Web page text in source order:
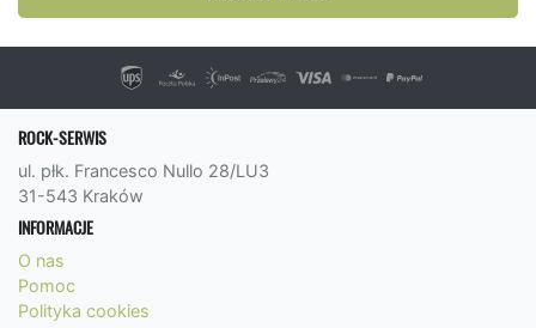
ROCK-SERWIS
ul. płk. Francesco Nullo 28/LU3
31-543 Kraków
INFORMACJE
O nas
Pomoc
Polityka cookies